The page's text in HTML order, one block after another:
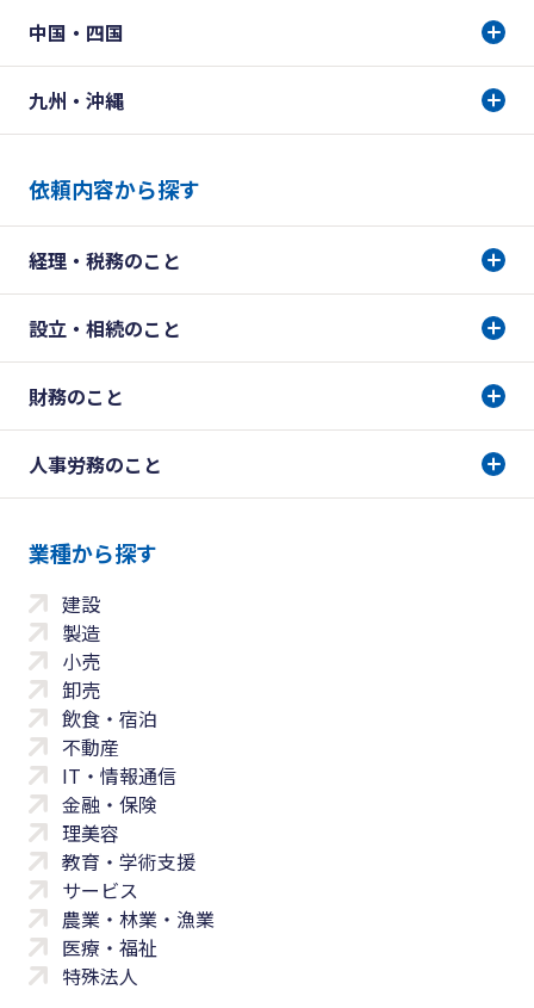
中国・四国
九州・沖縄
依頼内容から探す
経理・税務のこと
設立・相続のこと
財務のこと
人事労務のこと
業種から探す
建設
製造
小売
卸売
飲食・宿泊
不動産
IT・情報通信
金融・保険
理美容
教育・学術支援
サービス
農業・林業・漁業
医療・福祉
特殊法人